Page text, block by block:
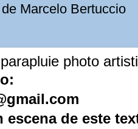
Marcelo Bertuccio
escena de este